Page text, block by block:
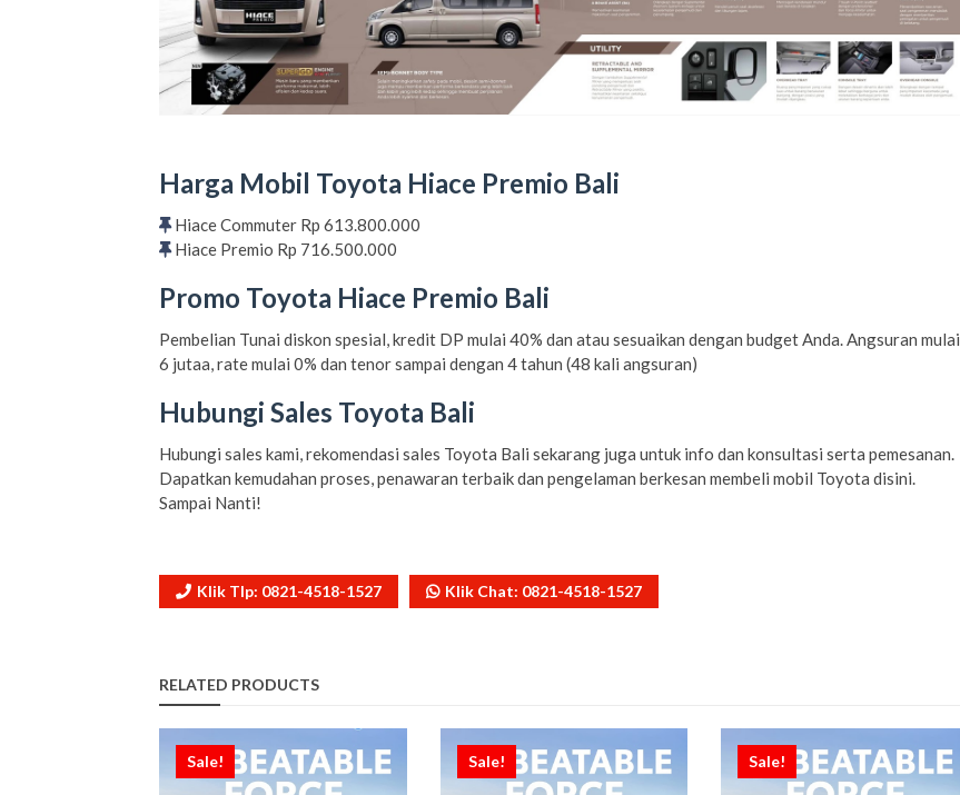
Harga Mobil Toyota Hiace Premio Bali
Hiace Commuter Rp 613.800.000
Hiace Premio Rp 716.500.000
Promo Toyota Hiace Premio Bali
Pembelian Tunai diskon spesial, kredit DP mulai 40% dan atau sesuaikan dengan budget Anda. Angsuran mulai
6 jutaa, rate mulai 0% dan tenor sampai dengan 4 tahun (48 kali angsuran)
Hubungi Sales Toyota Bali
Hubungi sales kami, rekomendasi sales Toyota Bali sekarang juga untuk info dan konsultasi serta pemesanan.
Dapatkan kemudahan proses, penawaran terbaik dan pengelaman berkesan membeli mobil Toyota disini.
Sampai Nanti!
Klik Tlp: 0821-4518-1527 Klik Chat: 0821-4518-1527
RELATED PRODUCTS
Sale! Sale! Sale!